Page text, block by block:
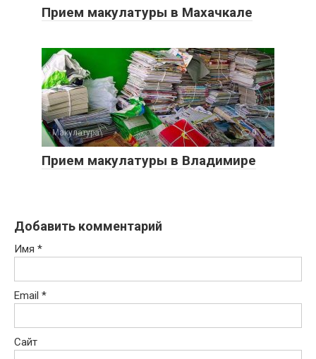
Прием макулатуры в Махачкале
Макулатура 0
Прием макулатуры в Владимире
Добавить комментарий
Имя *
Email *
Сайт